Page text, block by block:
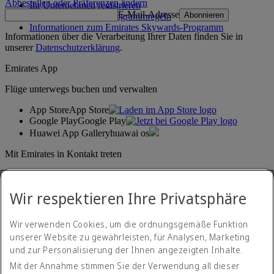
Ihr Unternehmen registrieren
Emirates Skywards-Programmregeln
Informationen zum Emirates Skywards-Programm
Abbestellen oder Präferenzen ändern
E-Mail-Adresse Abonnieren
Informationen über die Verarbeitung Ihrer Daten finden Sie in
unsererDatenschutzerklärung.
Emirates App
Flüge unterwegs buchen und verwalten
App StoreApp Store
Google PlayGoogle Play
Huawei App Galleryhuawai os
Mit Emirates in Kontakt treten
Wir respektieren Ihre Privatsphäre
Wir verwenden Cookies, um die ordnungsgemäße Funktion
unserer Website zu gewährleisten, für Analysen, Marketing
und zur Personalisierung der Ihnen angezeigten Inhalte.
Mit der Annahme stimmen Sie der Verwendung all dieser